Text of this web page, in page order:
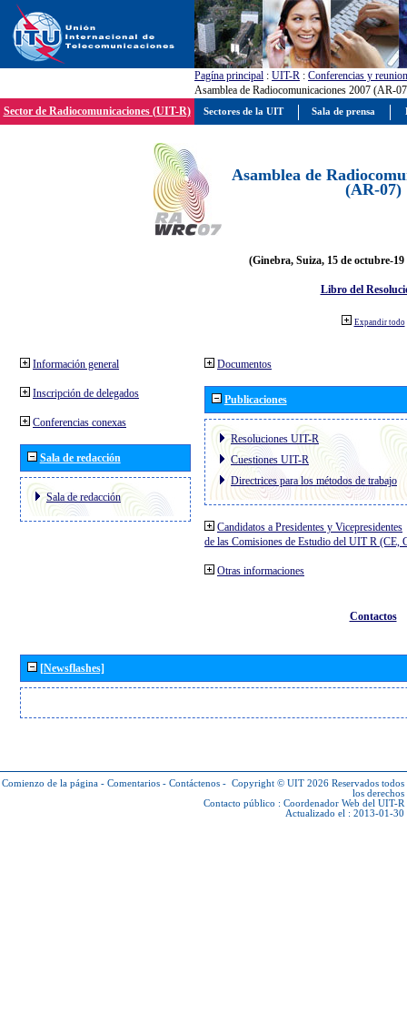
Pagína principal : UIT-R : Conferencias y
Asamblea de Radiocomunicaciones 2007 (AR-
Sector de Radiocomunicaciones (UIT-R)
Asamblea de
(AR-07)
(Ginebra, Suiza, 15 de octubre-19
Libro del
Expandir todo
Información general
Inscripción de delegados
Conferencias conexas
Sala de redacción
Sala de redacción
Documentos
Publicaciones
Resoluciones UIT-R
Cuestiones UIT-R
Directrices para los métodos de trabajo
Candidatos a Presidentes y Vicepresidentes
de las Comisiones de Estudio del UIT R (CE,
Otras informaciones
Contactos
[Newsflashes]
Comienzo de la página - Comentarios - Contáctenos - Copyright © UIT 2026 Reservados todos
los derechos
Contacto público : Coordenador Web del UIT-R
Actualizado el : 2013-01-30
Sectores de la UIT Sala de prensa